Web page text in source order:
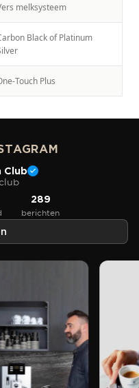
melksysteem
Black of Platinum
Touch Plus
Club
289
berichten